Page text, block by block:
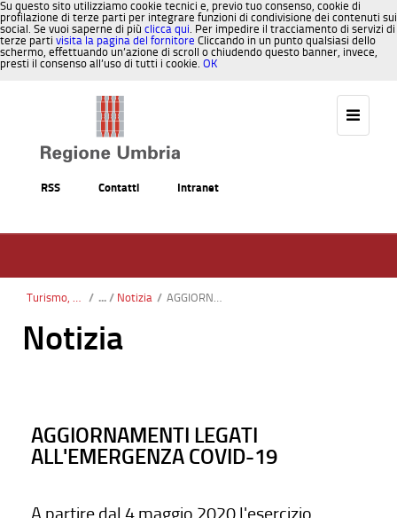
Su questo sito utilizziamo cookie tecnici e, previo tuo consenso, cookie di
profilazione di terze parti per integrare funzioni di condivisione dei contenuti sui
social. Se vuoi saperne di più clicca qui. Per impedire il tracciamento di servizi di
terze parti visita la pagina del fornitore Cliccando in un punto qualsiasi dello
schermo, effettuando un’azione di scroll o chiudendo questo banner, invece,
presti il consenso all’uso di tutti i cookie. OK
RSS Contatti Intranet
Turismo, Sport, Caccia, Pesca / Notizia / AGGIORNAMENTI LEGATI ALLEMERGENZA COVID-19
Notizia
AGGIORNAMENTI LEGATI
ALL'EMERGENZA COVID-19
A partire dal 4 maggio 2020 l'esercizio